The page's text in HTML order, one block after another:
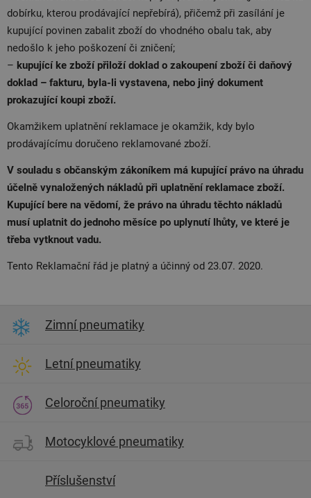
dobírku, kterou prodávající nepřebírá), přičemž při zasílání je
kupující povinen zabalit zboží do vhodného obalu tak, aby
nedošlo k jeho poškození či zničení;
– kupující ke zboží přiloží doklad o zakoupení zboží či daňový
doklad – fakturu, byla-li vystavena, nebo jiný dokument
prokazující koupi zboží.
Okamžikem uplatnění reklamace je okamžik, kdy bylo
prodávajícímu doručeno reklamované zboží.
V souladu s občanským zákoníkem má kupující právo na úhradu
účelně vynaložených nákladů při uplatnění reklamace zboží.
Kupující bere na vědomí, že právo na úhradu těchto nákladů
musí uplatnit do jednoho měsíce po uplynutí lhůty, ve které je
třeba vytknout vadu.
Tento Reklamační řád je platný a účinný od 23.07. 2020.
Zimní pneumatiky
Letní pneumatiky
Celoroční pneumatiky
Motocyklové pneumatiky
Příslušenství